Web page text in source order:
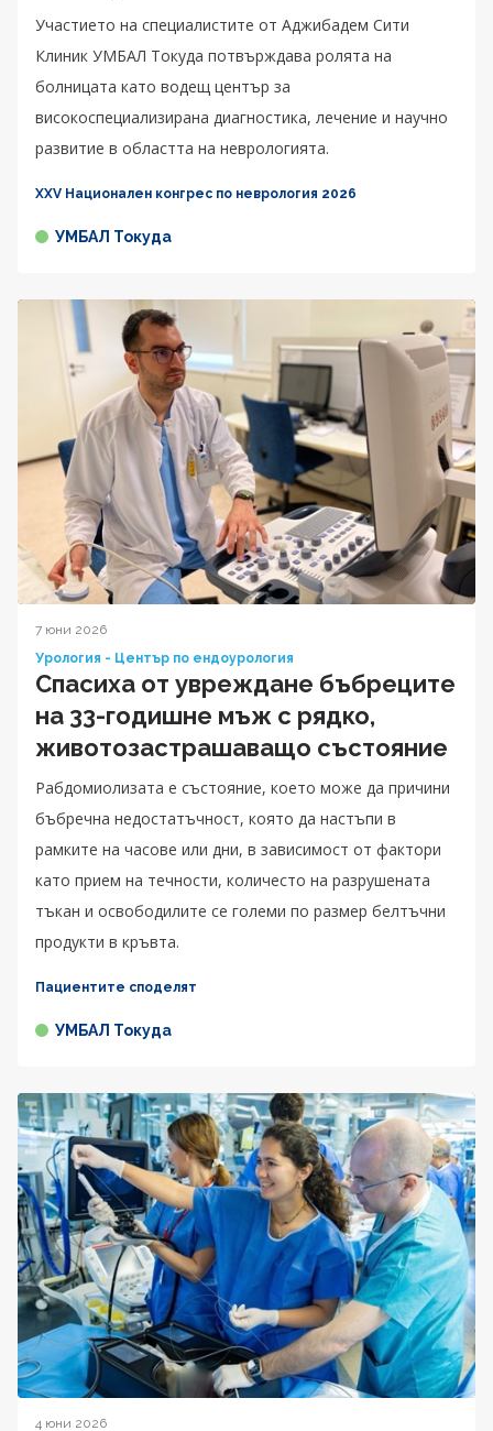
Участието на специалистите от Аджибадем Сити
Клиник УМБАЛ Токуда потвърждава ролята на
болницата като водещ център за
високоспециализирана диагностика, лечение и научно
развитие в областта на неврологията.
XXV Национален конгрес по неврология 2026
УМБАЛ Токуда
7 юни 2026
Урология - Център по ендоурология
Спасиха от увреждане бъбреците
на 33-годишне мъж с рядко,
животозастрашаващо състояние
Рабдомиолизата е състояние, което може да причини
бъбречна недостатъчност, която да настъпи в
рамките на часове или дни, в зависимост от фактори
като прием на течности, количесто на разрушената
тъкан и освободилите се големи по размер белтъчни
продукти в кръвта.
Пациентите споделят
УМБАЛ Токуда
4 юни 2026